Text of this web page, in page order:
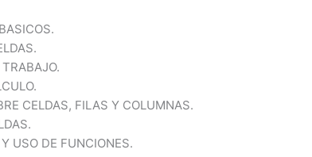
CELDAS, FILAS Y COLUMNAS.
USO DE FUNCIONES.